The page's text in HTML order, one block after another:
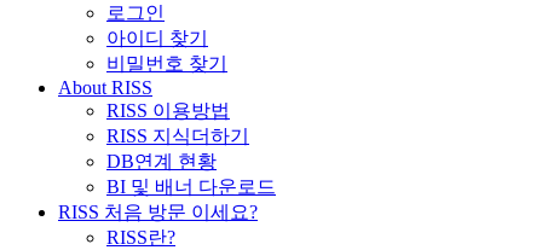
로그인
아이디 찾기
비밀번호 찾기
About RISS
RISS 이용방법
RISS 지식더하기
DB연계 현황
BI 및 배너 다운로드
RISS 처음 방문 이세요?
RISS란?